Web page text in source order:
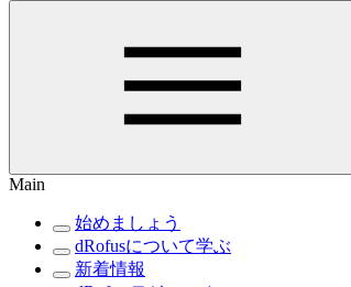
Main
始めましょう
dRofusについて学ぶ
新着情報